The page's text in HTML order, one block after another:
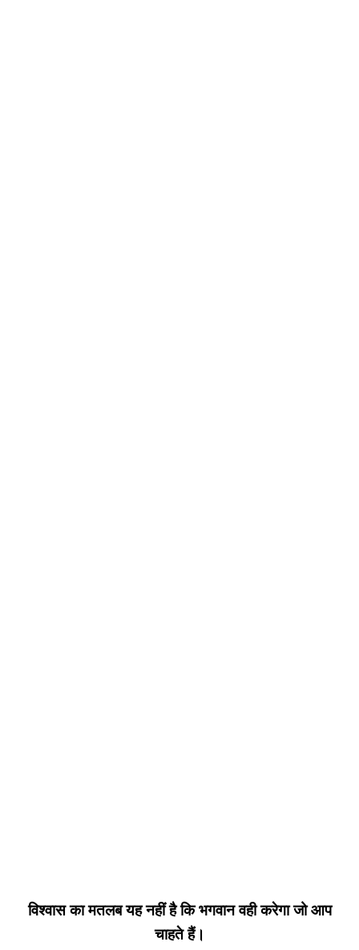
विश्वास का मतलब यह नहीं है कि भगवान वही करेगा जो आप
चाहते हैं।